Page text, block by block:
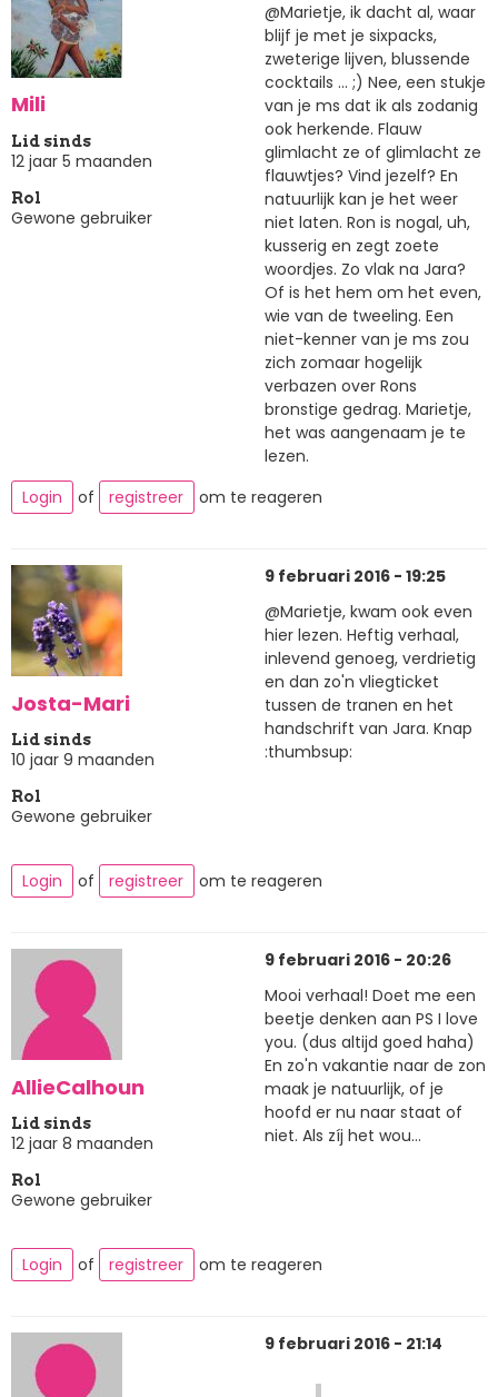
Mili
Lid sinds
12 jaar 5 maanden
Rol
Gewone gebruiker
@Marietje, ik dacht al, waar
blijf je met je sixpacks,
zweterige lijven, blussende
cocktails ... ;) Nee, een stukje
van je ms dat ik als zodanig
ook herkende. Flauw
glimlacht ze of glimlacht ze
flauwtjes? Vind jezelf? En
natuurlijk kan je het weer
niet laten. Ron is nogal, uh,
kusserig en zegt zoete
woordjes. Zo vlak na Jara?
Of is het hem om het even,
wie van de tweeling. Een
niet-kenner van je ms zou
zich zomaar hogelijk
verbazen over Rons
bronstige gedrag. Marietje,
het was aangenaam je te
lezen.
Login
of registreer om te reageren
Josta-Mari
Lid sinds
10 jaar 9 maanden
Rol
Gewone gebruiker
9 februari 2016 - 19:25
@Marietje, kwam ook even
hier lezen. Heftig verhaal,
inlevend genoeg, verdrietig
en dan zo'n vliegticket
tussen de tranen en het
handschrift van Jara. Knap
:thumbsup:
Login of registreer om te reageren
AllieCalhoun
Lid sinds
12 jaar 8 maanden
Rol
Gewone gebruiker
9 februari 2016 - 20:26
Mooi verhaal! Doet me een
beetje denken aan PS I love
you. (dus altijd goed haha)
En zo'n vakantie naar de zon
maak je natuurlijk, of je
hoofd er nu naar staat of
niet. Als zíj het wou...
Login of registreer om te reageren
9 februari 2016 - 21:14